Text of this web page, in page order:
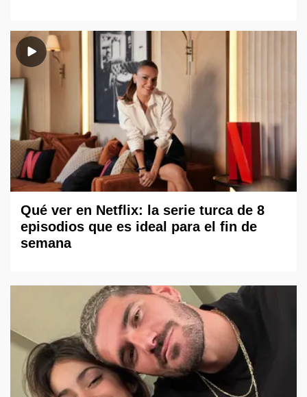
Qué ver en Netflix: la serie turca de 8
episodios que es ideal para el fin de
semana